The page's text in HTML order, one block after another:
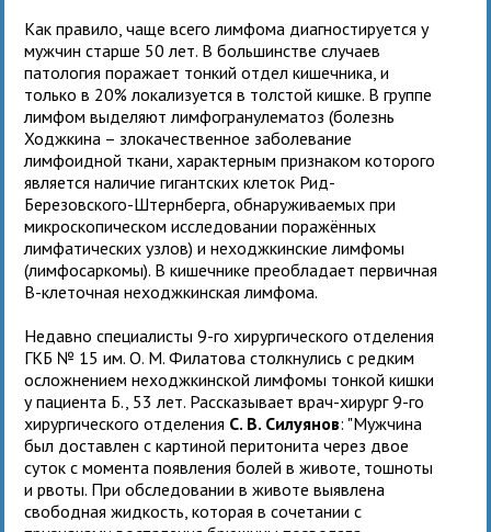
Как правило, чаще всего лимфома диагностируется у
мужчин старше 50 лет. В большинстве случаев
патология поражает тонкий отдел кишечника, и
только в 20% локализуется в толстой кишке. В группе
лимфом выделяют лимфогранулематоз (болезнь
Ходжкина – злокачественное заболевание
лимфоидной ткани, характерным признаком которого
является наличие гигантских клеток Рид-
Березовского-Штернберга, обнаруживаемых при
микроскопическом исследовании поражённых
лимфатических узлов) и неходжкинские лимфомы
(лимфосаркомы). В кишечнике преобладает первичная
В-клеточная неходжкинская лимфома.
Недавно специалисты 9-го хирургического отделения
ГКБ № 15 им. О. М. Филатова столкнулись с редким
осложнением неходжкинской лимфомы тонкой кишки
у пациента Б., 53 лет. Рассказывает врач-хирург 9-го
хирургического отделения С. В. Силуянов: "Мужчина
был доставлен с картиной перитонита через двое
суток с момента появления болей в животе, тошноты
и рвоты. При обследовании в животе выявлена
свободная жидкость, которая в сочетании с